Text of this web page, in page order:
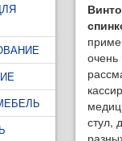
стул,